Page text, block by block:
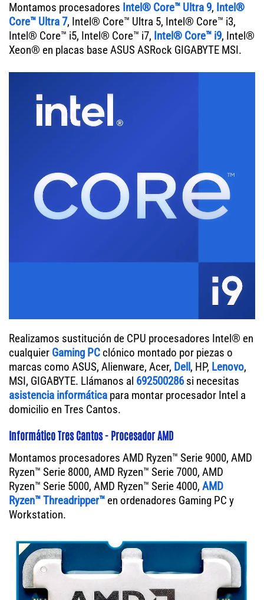
Montamos procesadores Intel® Core™ Ultra 9, Intel®
Core™ Ultra 7, Intel® Core™ Ultra 5, Intel® Core™ i3,
Intel® Core™ i5, Intel® Core™ i7, Intel® Core™ i9, Intel®
Xeon® en placas base ASUS ASRock GIGABYTE MSI.
Realizamos sustitución de CPU procesadores Intel® en
cualquier Gaming PC clónico montado por piezas o
marcas como ASUS, Alienware, Acer, Dell, HP, Lenovo,
MSI, GIGABYTE. Llámanos al 692500286si necesitas
asistencia informática para montar procesador Intel a
domicilio en Tres Cantos.
Informático Tres Cantos - Procesador AMD
Montamos procesadores AMD Ryzen™ Serie 9000, AMD
Ryzen™ Serie 8000, AMD Ryzen™ Serie 7000, AMD
Ryzen™ Serie 5000, AMD Ryzen™ Serie 4000, AMD
Ryzen™ Threadripper™ en ordenadores Gaming PC y
Workstation.